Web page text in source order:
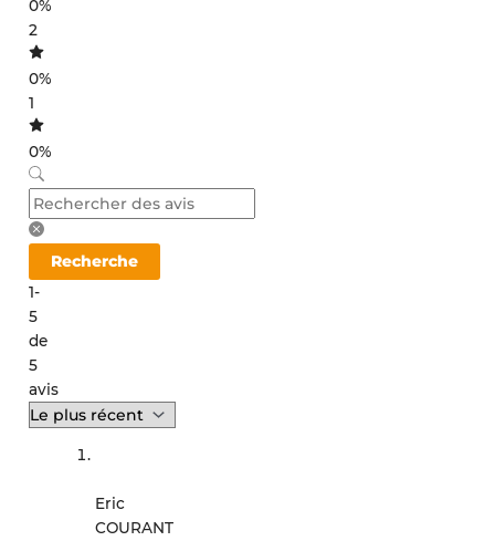
0%
2
0%
1
0%
Recherche
1-
5
de
5
avis
Eric
COURANT